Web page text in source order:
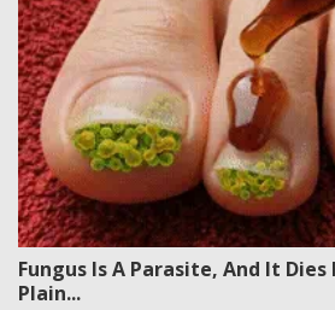
Fungus Is A Parasite, And It Dies
Plain...